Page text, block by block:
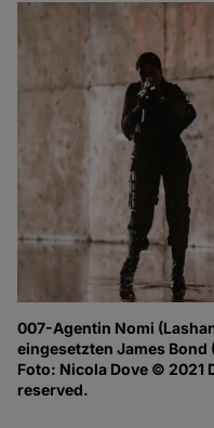
007-Agentin Nomi
eingesetzten James Bond
Foto: Nicola Dove © 2021
reserved.